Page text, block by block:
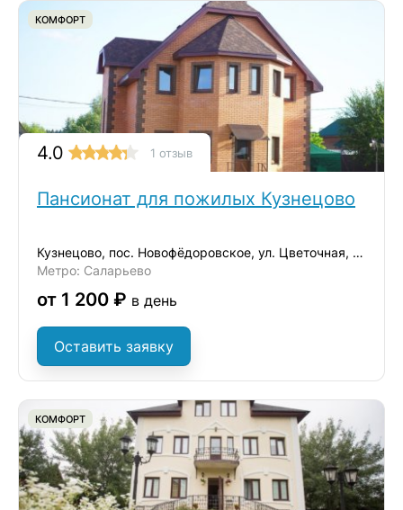
КОМФОРТ
4.0 1 отзыв
Пансионат для пожилых Кузнецово
Кузнецово, пос. Новофёдоровское, ул. Цветочная, д.20
Метро: Саларьево
от 1 200 ₽ в день
Оставить заявку
КОМФОРТ